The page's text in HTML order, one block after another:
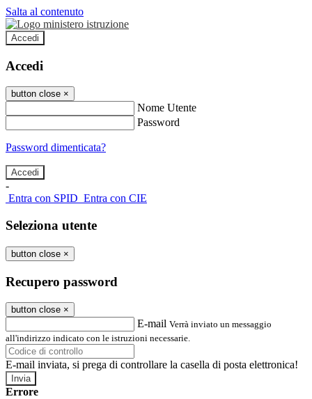
Salta al contenuto
Accedi
Accedi
button close ×
Nome Utente
Password
Password dimenticata?
-
Entra con SPID Entra con CIE
Seleziona utente
button close ×
Recupero password
button close ×
E-mail Verrà inviato un messaggio
all'indirizzo indicato con le istruzioni necessarie.
E-mail inviata, si prega di controllare la casella di posta elettronica!
Errore